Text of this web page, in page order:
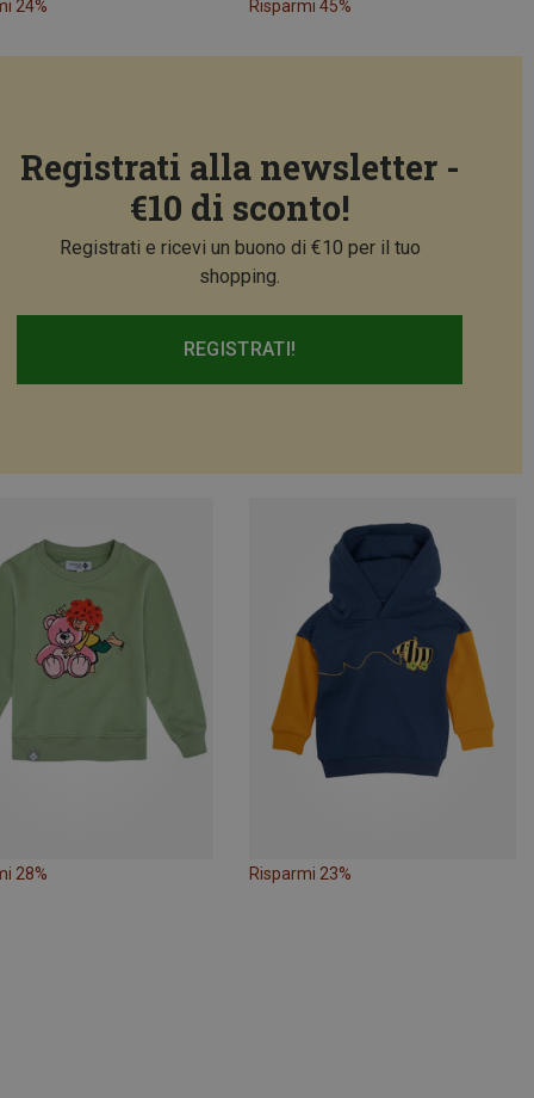
24% Risparmi 45%
Registrati alla newsletter -
€10 di sconto!
Registrati e ricevi un buono di €10 per il tuo
shopping.
REGISTRATI!
28% Risparmi 23%